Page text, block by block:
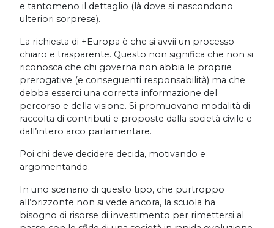
e tantomeno il dettaglio (là dove si nascondono
ulteriori sorprese).
La richiesta di +Europa è che si avvii un processo
chiaro e trasparente. Questo non significa che non si
riconosca che chi governa non abbia le proprie
prerogative (e conseguenti responsabilità) ma che
debba esserci una corretta informazione del
percorso e della visione. Si promuovano modalità di
raccolta di contributi e proposte dalla società civile e
dall’intero arco parlamentare.
Poi chi deve decidere decida, motivando e
argomentando.
In uno scenario di questo tipo, che purtroppo
all’orizzonte non si vede ancora, la scuola ha
bisogno di risorse di investimento per rimettersi al